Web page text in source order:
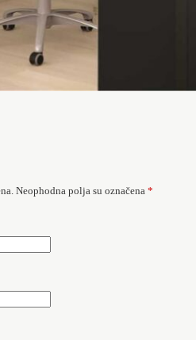
Neophodna polja su označena *